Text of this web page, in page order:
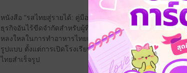
หนังสือ "รสไทยสู่รายได้: คู่มือสร้างเงินจากอาหารไทยสำหรั
ธุรกิจอันไร้ขีดจำกัดสำหรับผู้ที่มองเห็นศักยภาพในอาหารไท
หลงใหลในการทำอาหารไทยและต้องการเปลี่ยนความชอบใ
รูปแบบ ตั้งแต่การเปิดโรงเรียนสอนทำอาหาร การจัดทัวร์ชิม
ไทยสำเร็จรูป